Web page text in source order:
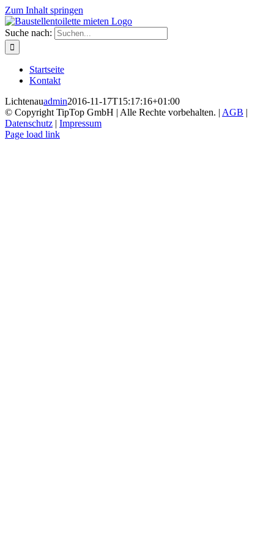
Zum Inhalt springen
Suche nach:
Startseite
Kontakt
Lichtenauadmin2016-11-17T15:17:16+01:00
© Copyright TipTop GmbH | Alle Rechte vorbehalten. | AGB |
Datenschutz | Impressum
Page load link